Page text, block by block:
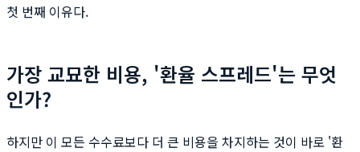
첫 번째 이유다.
가장 교묘한 비용, '환율 스프레드'는 무엇
인가?
하지만 이 모든 수수료보다 더 큰 비용을 차지하는 것이 바로 '환